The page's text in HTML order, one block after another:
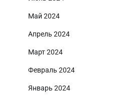
Май 2024
Апрель 2024
Март 2024
Февраль 2024
Январь 2024